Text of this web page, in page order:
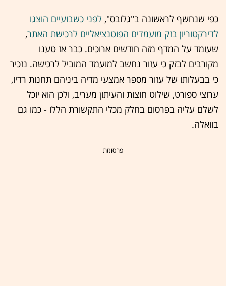
כפי שנחשף לראשונה ב"גלובס", לפני כשבועיים הוצגו
לדירקטוריון בזק מועמדים הפוטנציאליים לרכישת האתר,
שעומד על המדף מזה חודשים ארוכים. כבר אז טענו
מקורבים לבזק כי עזור נחשב למועמד המוביל לרכישה. נזכיר
כי בבעלותו של עזור מספר אמצעי מדיה ביניהם תחנות רדיו,
ערוצי ספורט, שילוט חוצות והעיתון מעריב, ולכן הוא יוכל
לשלם עליה בפרסום בחלק מכלי התקשורת הללו - כמו גם
בוואלה.
- פרסומת -